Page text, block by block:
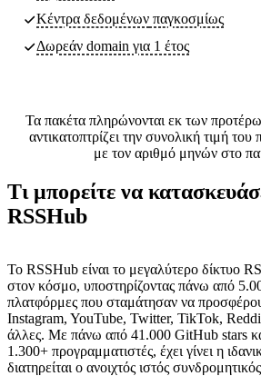
Κέντρα δεδομένων παγκοσμίως
Δωρεάν domain για 1 έτος
Τα πακέτα πληρώνονται εκ των
αντικατοπτρίζει την συνολική τιμή του
με τον αριθμό μηνών στο
Τι μπορείτε να
RSSHub
Το RSSHub είναι το μεγαλύτερο δίκτυο
στον κόσμο, υποστηρίζοντας πάνω από
πλατφόρμες που σταμάτησαν να
Instagram, YouTube, Twitter, TikTok,
άλλες. Με πάνω από 41.000 GitHub stars
1.300+ προγραμματιστές, έχει γίνει η
διατηρείται ο ανοιχτός ιστός